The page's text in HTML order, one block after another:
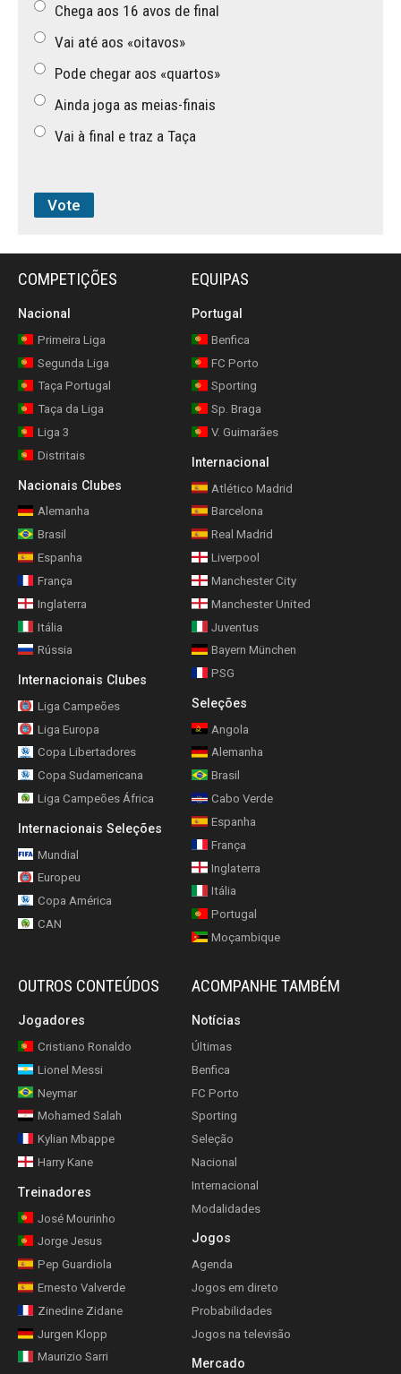
Chega aos 16 avos de final
Vai até aos «oitavos»
Pode chegar aos «quartos»
Ainda joga as meias-finais
Vai à final e traz a Taça
COMPETIÇÕES
Nacional
Primeira Liga
Segunda Liga
Taça Portugal
Taça da Liga
Liga 3
Distritais
Nacionais Clubes
Alemanha
Brasil
Espanha
França
Inglaterra
Itália
Rússia
Internacionais Clubes
Liga Campeões
Liga Europa
Copa Libertadores
Copa Sudamericana
Liga Campeões África
Internacionais Seleções
Mundial
Europeu
Copa América
CAN
EQUIPAS
Portugal
Benfica
FC Porto
Sporting
Sp. Braga
V. Guimarães
Internacional
Atlético Madrid
Barcelona
Real Madrid
Liverpool
Manchester City
Manchester United
Juventus
Bayern München
PSG
Seleções
Angola
Alemanha
Brasil
Cabo Verde
Espanha
França
Inglaterra
Itália
Portugal
Moçambique
OUTROS CONTEÚDOS
Jogadores
Cristiano Ronaldo
Lionel Messi
Neymar
Mohamed Salah
Kylian Mbappe
Harry Kane
Treinadores
José Mourinho
Jorge Jesus
Pep Guardiola
Ernesto Valverde
Zinedine Zidane
Jurgen Klopp
Maurizio Sarri
ACOMPANHE TAMBÉM
Notícias
Últimas
Benfica
FC Porto
Sporting
Seleção
Nacional
Internacional
Modalidades
Jogos
Agenda
Jogos em direto
Probabilidades
Jogos na televisão
Mercado